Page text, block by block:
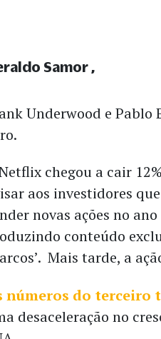
Underwood e Pablo
chegou a cair
aos investidores
novas ações no
conteúdo
Mais tarde, a
números do terceiro
desaceleração no
Samor